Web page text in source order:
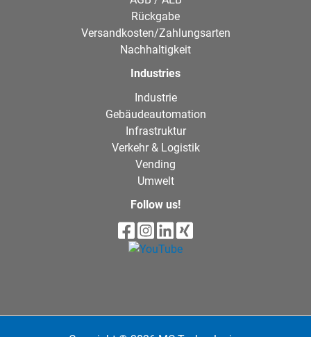
Rückgabe
Versandkosten/Zahlungsarten
Nachhaltigkeit
Industries
Industrie
Gebäudeautomation
Infrastruktur
Verkehr & Logistik
Vending
Umwelt
Follow us!